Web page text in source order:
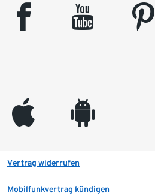
facebook youtube pinterest
appleinc android
Vertrag widerrufen
Mobilfunkvertrag kündigen